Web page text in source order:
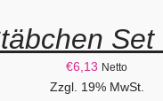
Set
€6,13 Netto
Zzgl. 19% MwSt.